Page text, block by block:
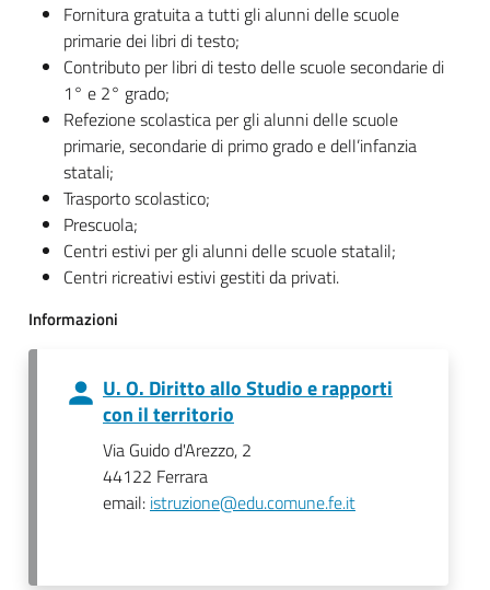
Fornitura gratuita a tutti gli alunni delle scuole
primarie dei libri di testo;
Contributo per libri di testo delle scuole secondarie di
1° e 2° grado;
Refezione scolastica per gli alunni delle scuole
primarie, secondarie di primo grado e dell’infanzia
statali;
Trasporto scolastico;
Prescuola;
Centri estivi per gli alunni delle scuole statalil;
Centri ricreativi estivi gestiti da privati.
Informazioni
U. O. Diritto allo Studio e rapporti
con il territorio
Via Guido d'Arezzo, 2
44122 Ferrara
email: istruzione@edu.comune.fe.it